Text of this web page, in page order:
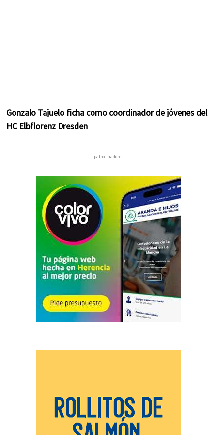
Gonzalo Tajuelo ficha como coordinador de jóvenes del
HC Elbflorenz Dresden
– patrocinadores –